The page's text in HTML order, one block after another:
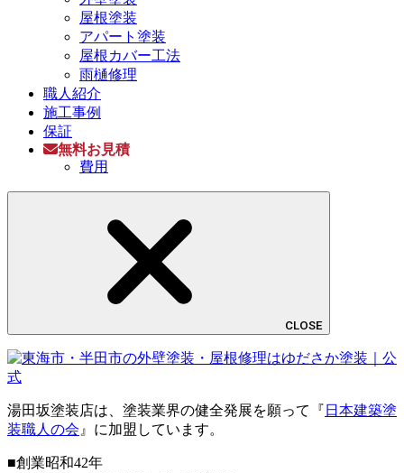
屋根塗装
アパート塗装
屋根カバー工法
雨樋修理
職人紹介
施工事例
保証
無料お見積
費用
CLOSE
湯田坂塗装店は、塗装業界の健全発展を願って『 日本建築塗
装職人の会 』に加盟しています。
■創業昭和42年